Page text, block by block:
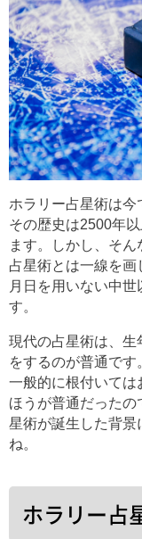
ホラリー占星術は今
その歴史は2500年
ます。しかし、そ
占星術とは一線を
月日を用いない中
す。
現代の占星術は、生
をするのが普通で
一般的に根付いては
ほうが普通だった
星術が誕生した背景
ね。
ホラリー占